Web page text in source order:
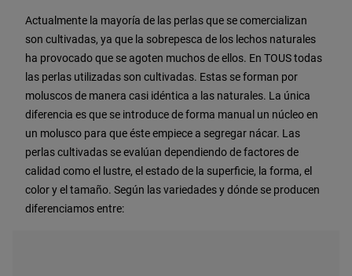
Actualmente la mayoría de las perlas que se comercializan
son cultivadas, ya que la sobrepesca de los lechos naturales
ha provocado que se agoten muchos de ellos. En TOUS todas
las perlas utilizadas son cultivadas. Estas se forman por
moluscos de manera casi idéntica a las naturales. La única
diferencia es que se introduce de forma manual un núcleo en
un molusco para que éste empiece a segregar nácar. Las
perlas cultivadas se evalúan dependiendo de factores de
calidad como el lustre, el estado de la superficie, la forma, el
color y el tamaño. Según las variedades y dónde se producen
diferenciamos entre: